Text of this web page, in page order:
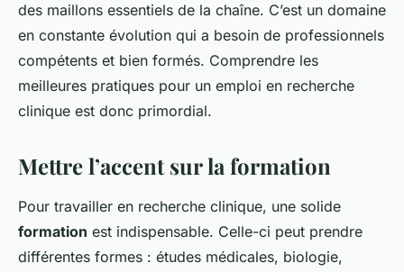
des maillons essentiels de la chaîne. C’est un domaine
en constante évolution qui a besoin de professionnels
compétents et bien formés. Comprendre les
meilleures pratiques pour un emploi en recherche
clinique est donc primordial.
Mettre l’accent sur la formation
Pour travailler en recherche clinique, une solide
formation est indispensable. Celle-ci peut prendre
différentes formes : études médicales, biologie,